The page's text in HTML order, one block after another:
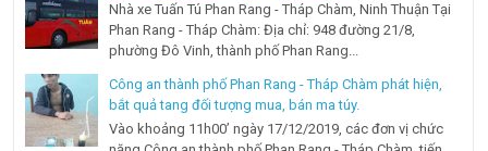
Nhà xe Tuấn Tú Phan Rang - Tháp Chàm, Ninh Thuận Tại
Phan Rang - Tháp Chàm: Địa chỉ: 948 đường 21/8,
phường Đô Vinh, thành phố Phan Rang...
Công an thành phố Phan Rang - Tháp Chàm phát hiện,
bắt quả tang đối tượng mua, bán ma túy.
Vào khoảng 11h00’ ngày 17/12/2019, các đơn vị chức